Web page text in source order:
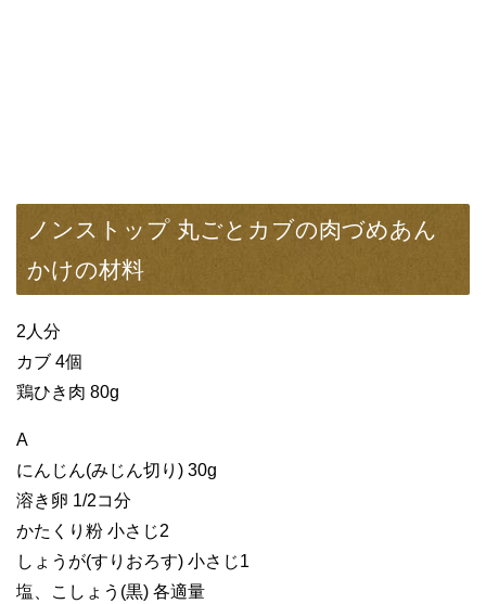
ノンストップ 丸ごとカブの肉づめあん
かけの材料
2人分
カブ 4個
鶏ひき肉 80g
A
にんじん(みじん切り) 30g
溶き卵 1/2コ分
かたくり粉 小さじ2
しょうが(すりおろす) 小さじ1
塩、こしょう(黒) 各適量